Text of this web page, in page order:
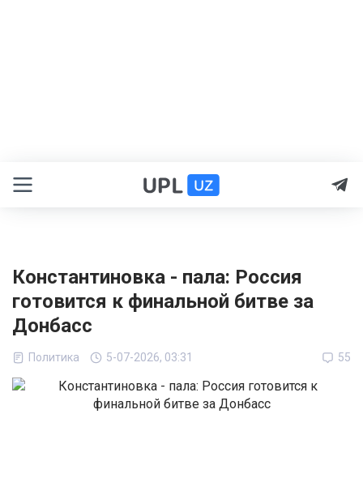
Константиновка - пала: Россия
готовится к финальной битве за
Донбасс
Политика 5-07-2026, 03:31 55